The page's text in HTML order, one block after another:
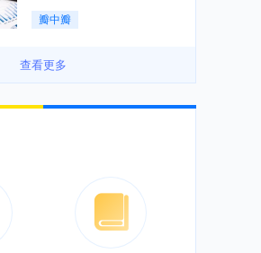
可持续释放，市场发展前
景良好「图」
瓣中瓣
查看更多